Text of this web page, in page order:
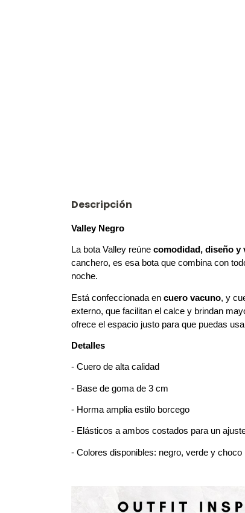
Descripción
Valley Negro
La bota Valley reúne comodidad, diseño y
canchero, es esa bota que combina con
noche.
Está confeccionada en cuero vacuno, y
externo, que facilitan el calce y brindan
ofrece el espacio justo para que puedas
Detalles
- Cuero de alta calidad
- Base de goma de 3 cm
- Horma amplia estilo borcego
- Elásticos a ambos costados para un
- Colores disponibles: negro, verde y choco